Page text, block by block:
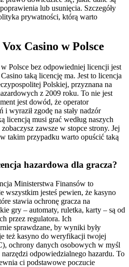
lub usunięcia. Szczegóły
prywatności, którą warto
Casino w Polsce
Polsce bez odpowiedniej licencji jest
taką licencję ma. Jest to licencja
Polskiej, przyznana na
z 2009 roku. To nie jest
jest dowód, że operator
i wyraził zgodę na stały nadzór
licencją musi grać według naszych
zawsze w stopce strony. Jej
takim przypadku warto opuścić taką
hazardowa dla gracza?
Ministerstwa Finansów to
wszystkim jesteś pewien, że kasyno
stawia ochronę gracza na
gry – automaty, ruletka, karty – są od
przez regulatora. Ich
sprawdzane, by wyniki były
też kasyno do weryfikacji twojej
ochrony danych osobowych w myśl
odpowiedzialnego hazardu. To
ci podstawowe poczucie